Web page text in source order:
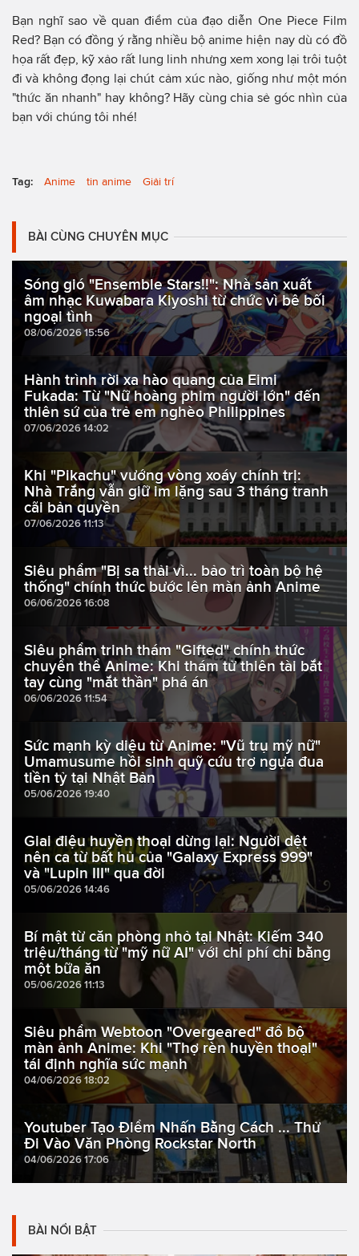
Bạn nghĩ sao về quan điểm của đạo diễn One Piece Film
Red? Bạn có đồng ý rằng nhiều bộ anime hiện nay dù có đồ
họa rất đẹp, kỹ xảo rất lung linh nhưng xem xong lại trôi tuột
đi và không đọng lại chút cảm xúc nào, giống như một món
"thức ăn nhanh" hay không? Hãy cùng chia sẻ góc nhìn của
bạn với chúng tôi nhé!
Tag: Anime tin anime Giải trí
BÀI CÙNG CHUYÊN MỤC
Sóng gió "Ensemble Stars!!": Nhà sản xuất
âm nhạc Kuwabara Kiyoshi từ chức vì bê bối
ngoại tình
08/06/2026 15:56
Hành trình rời xa hào quang của Eimi
Fukada: Từ "Nữ hoàng phim người lớn" đến
thiên sứ của trẻ em nghèo Philippines
07/06/2026 14:02
Khi "Pikachu" vướng vòng xoáy chính trị:
Nhà Trắng vẫn giữ im lặng sau 3 tháng tranh
cãi bản quyền
07/06/2026 11:13
Siêu phẩm "Bị sa thải vì... bảo trì toàn bộ hệ
thống" chính thức bước lên màn ảnh Anime
06/06/2026 16:08
Siêu phẩm trinh thám "Gifted" chính thức
chuyển thể Anime: Khi thám tử thiên tài bắt
tay cùng "mắt thần" phá án
06/06/2026 11:54
Sức mạnh kỳ diệu từ Anime: "Vũ trụ mỹ nữ"
Umamusume hồi sinh quỹ cứu trợ ngựa đua
tiền tỷ tại Nhật Bản
05/06/2026 19:40
Giai điệu huyền thoại dừng lại: Người dệt
nên ca từ bất hủ của "Galaxy Express 999"
và "Lupin III" qua đời
05/06/2026 14:46
Bí mật từ căn phòng nhỏ tại Nhật: Kiếm 340
triệu/tháng từ "mỹ nữ AI" với chi phí chỉ bằng
một bữa ăn
05/06/2026 11:13
Siêu phẩm Webtoon "Overgeared" đổ bộ
màn ảnh Anime: Khi "Thợ rèn huyền thoại"
tái định nghĩa sức mạnh
04/06/2026 18:02
Youtuber Tạo Điểm Nhấn Bằng Cách ... Thử
Đi Vào Văn Phòng Rockstar North
04/06/2026 17:06
BÀI NỔI BẬT